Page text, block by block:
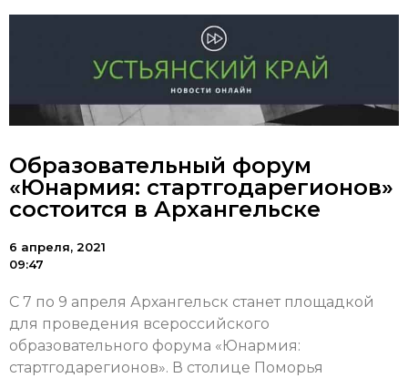
Образовательный форум
«Юнармия: стартгодарегионов»
состоится в Архангельске
6 апреля, 2021
09:47
С 7 по 9 апреля Архангельск станет площадкой
для проведения всероссийского
образовательного форума «Юнармия:
стартгодарегионов». В столице Поморья